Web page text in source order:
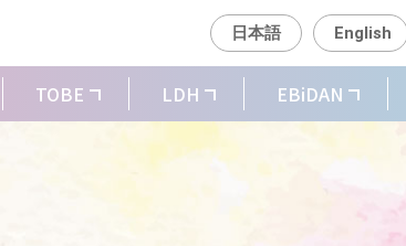
日本語 English
TOBE LDH EBiDAN